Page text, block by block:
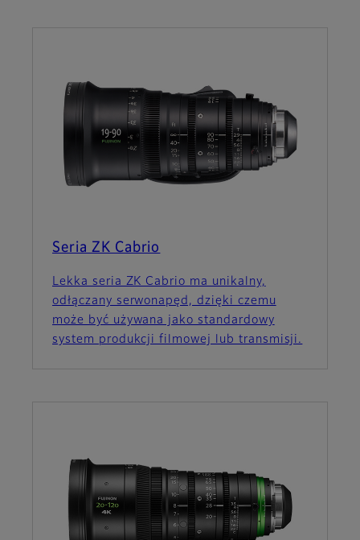
Seria ZK Cabrio
Lekka seria ZK Cabrio ma unikalny,
odłączany serwonapęd, dzięki czemu
może być używana jako standardowy
system produkcji filmowej lub transmisji.